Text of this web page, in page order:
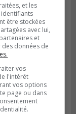
va vibrer
et les
être stockées
avec lui,
et
données de
vos
l'intérêt
vos options
page ou dans